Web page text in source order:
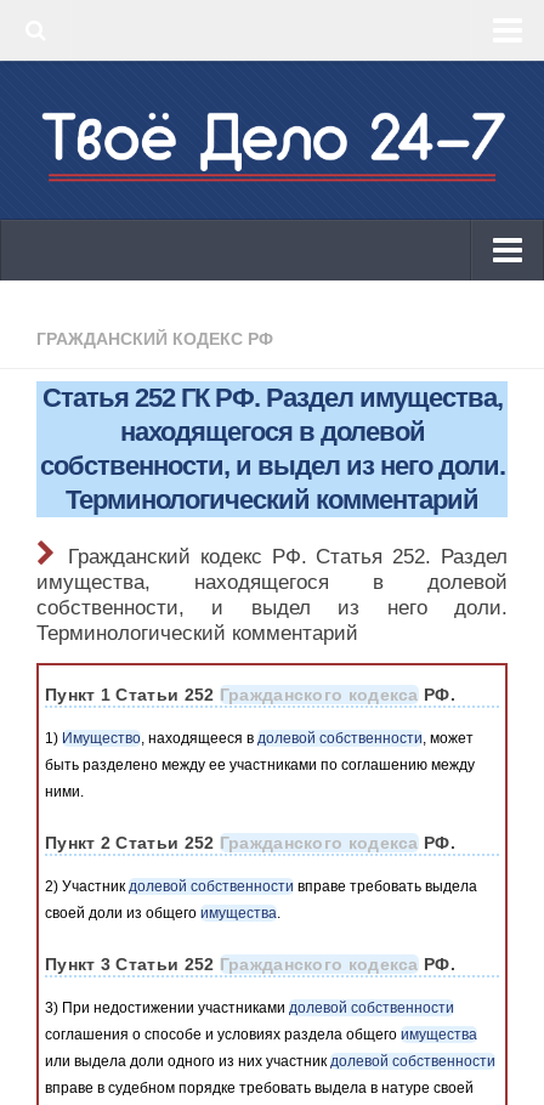
‣ КБК 2019
КБК 2019
ОКВЭД 2019
Онлайн-кассы 2019: 54-ФЗ!
Законодательство
ГРАЖДАНСКИЙ КОДЕКС РФ
Статья 252 ГК РФ. Раздел имущества,
находящегося в долевой
собственности, и выдел из него доли.
Терминологический комментарий
Гражданский кодекс РФ. Статья 252. Раздел
имущества, находящегося в долевой
собственности, и выдел из него доли.
Терминологический комментарий
Пункт 1 Статьи 252 Гражданского кодекса РФ.
1) Имущество, находящееся в долевой собственности, может
быть разделено между ее участниками по соглашению между
ними.
Пункт 2 Статьи 252 Гражданского кодекса РФ.
2) Участник долевой собственности вправе требовать выдела
своей доли из общего имущества.
Пункт 3 Статьи 252 Гражданского кодекса РФ.
3) При недостижении участниками долевой собственности
соглашения о способе и условиях раздела общего имущества
или выдела доли одного из них участник долевой собственности
вправе в судебном порядке требовать выдела в натуре своей